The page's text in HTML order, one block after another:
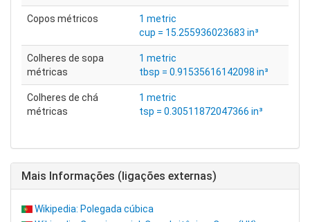
Copos métricos
1 metric
cup = 15.255936023683 in³
Colheres de sopa
métricas
1 metric
tbsp = 0.91535616142098 in³
Colheres de chá
métricas
1 metric
tsp = 0.30511872047366 in³
Mais Informações (ligações externas)
Wikipedia: Polegada cúbica